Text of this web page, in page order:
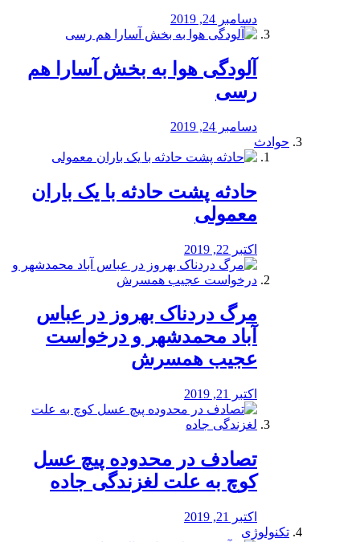
دسامبر 24, 2019
آلودگی هوا به بخش آسارا هم
رسی
دسامبر 24, 2019
حوادث
️حادثه پشت حادثه با یک باران
معمولی
اکتبر 22, 2019
مرگ دردناک بهروز در عباس
آباد محمدشهر و درخواست
عجیب همسرش
اکتبر 21, 2019
تصادف در محدوده پیچ عسل
کوچ به علت لغزندگی جاده
اکتبر 21, 2019
تکنولوژی